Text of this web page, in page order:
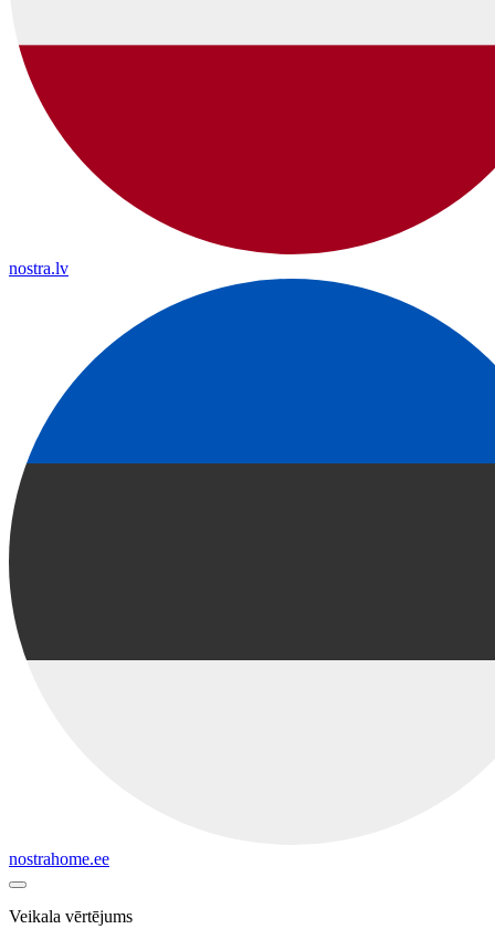
nostra.lv
nostrahome.ee
Veikala vērtējums